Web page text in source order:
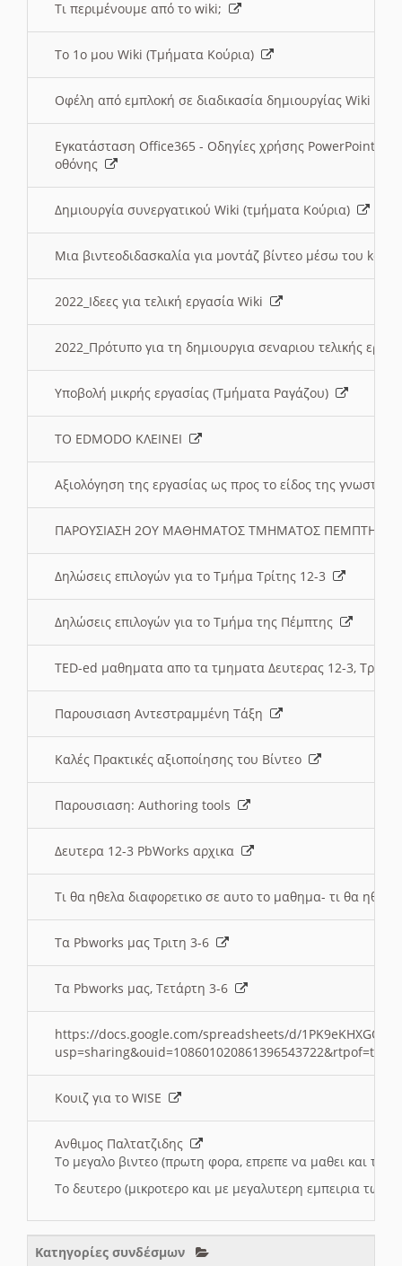
Τι περιμένουμε από το wiki;
Το 1ο μου Wiki (Τμήματα Κούρια)
Οφέλη από εμπλοκή σε διαδικασία δημιουργίας Wiki
Εγκατάσταση Office365 - Οδηγίες χρήσης PowerPoint
οθόνης
Δημιουργία συνεργατικού Wiki (τμήματα Κούρια)
Μια βιντεοδιδασκαλία για μοντάζ βίντεο μέσω του
2022_Ιδεες για τελική εργασία Wiki
2022_Πρότυπο για τη δημιουργια σεναριου τελικής
Υποβολή μικρής εργασίας (Τμήματα Ραγάζου)
ΤΟ EDMODO ΚΛΕΙΝΕΙ
Αξιολόγηση της εργασίας ως προς το είδος της
ΠΑΡΟΥΣΙΑΣΗ 2ΟΥ ΜΑΘΗΜΑΤΟΣ ΤΜΗΜΑΤΟΣ
Δηλώσεις επιλογών για το Τμήμα Τρίτης 12-3
Δηλώσεις επιλογών για το Τμήμα της Πέμπτης
TED-ed μαθηματα απο τα τμηματα Δευτερας 12-3,
Παρουσιαση Αντεστραμμένη Τάξη
Καλές Πρακτικές αξιοποίησης του Βίντεο
Παρουσιαση: Authoring tools
Δευτερα 12-3 PbWorks αρχικα
Τι θα ηθελα διαφορετικο σε αυτο το μαθημα- τι θα
Τα Pbworks μας Τριτη 3-6
Τα Pbworks μας, Τετάρτη 3-6
https://docs.google.com/spreadsheets/d/
Κουιζ για το WISE
Ανθιμος Παλτατζιδης
Το μεγαλο βιντεο (πρωτη φορα, επρεπε να μαθει και το
Το δευτερο (μικροτερο και με μεγαλυτερη εμπειρια
Κατηγορίες συνδέσμων